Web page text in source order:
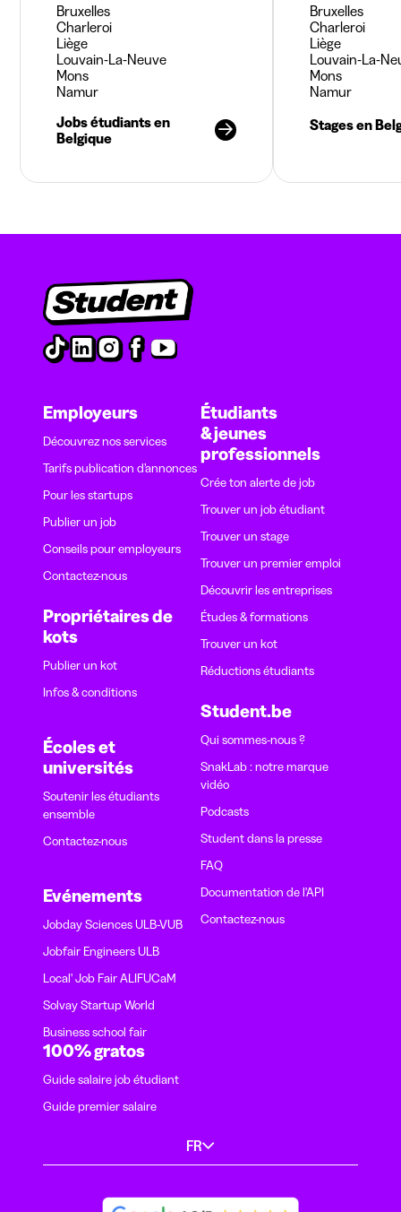
Bruxelles
Charleroi
Liège
Louvain-La-Neuve
Mons
Namur
Jobs étudiants en
Belgique
Bruxelles
Charleroi
Liège
Louvain-La-
Mons
Namur
Stages en
Employeurs
Découvrez nos services
Tarifs publication d’annonces
Pour les startups
Publier un job
Conseils pour employeurs
Contactez-nous
Propriétaires de
kots
Publier un kot
Infos & conditions
Écoles et
universités
Soutenir les étudiants
ensemble
Contactez-nous
Evénements
Jobday Sciences ULB-VUB
Jobfair Engineers ULB
Local' Job Fair ALIFUCaM
Solvay Startup World
Business school fair
Étudiants
& jeunes
professionnels
Crée ton alerte de job
Trouver un job étudiant
Trouver un stage
Trouver un premier emploi
Découvrir les entreprises
Études & formations
Trouver un kot
Réductions étudiants
Student.be
Qui sommes-nous ?
SnakLab : notre marque
vidéo
Podcasts
Student dans la presse
FAQ
Documentation de l'API
Contactez-nous
100% gratos
Guide salaire job étudiant
Guide premier salaire
FR